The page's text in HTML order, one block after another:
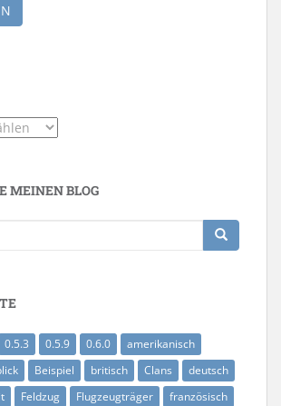
MEINEN BLOG
0.5.3 0.5.9 0.6.0
amerikanisch
Beispiel britisch Clans
deutsch
Feldzug Flugzeugträger
französisch